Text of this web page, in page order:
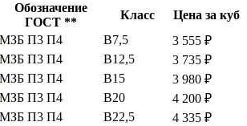
Обозначение
ГОСТ **
Класс
Цена за куб
МЗБ П3 П4 В7,5
3 555 ₽
МЗБ П3 П4 В12,5
3 735 ₽
МЗБ П3 П4 В15
3 980 ₽
МЗБ П3 П4 В20
4 200 ₽
МЗБ П3 П4 В22,5
4 335 ₽